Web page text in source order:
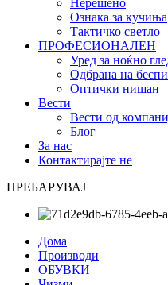
Нерешено
Ознака за кучиња
Тактичко светло
ПРОФЕСИОНАЛЕН
Уред за ноќно
Одбрана на
Оптички нишан
Вести
Вести од
Блог
За нас
Контактирајте не
ПРЕБАРУВАЈ
Дома
Производи
ОБУВКИ